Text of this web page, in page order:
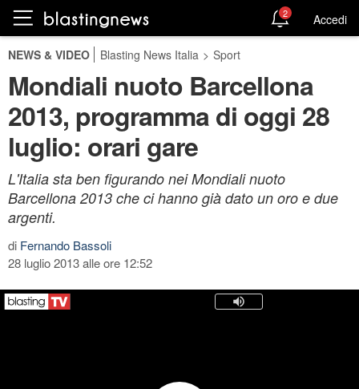
2 Accedi
NEWS & VIDEO Blasting News Italia > Sport
Mondiali nuoto Barcellona
2013, programma di oggi 28
luglio: orari gare
L'Italia sta ben figurando nei Mondiali nuoto
Barcellona 2013 che ci hanno già dato un oro e due
argenti.
di Fernando Bassoli
28 luglio 2013 alle ore 12:52